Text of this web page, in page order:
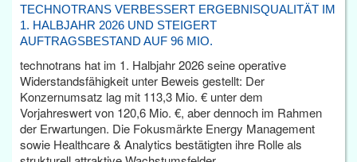
TECHNOTRANS VERBESSERT ERGEBNISQUALITÄT IM
1. HALBJAHR 2026 UND STEIGERT
AUFTRAGSBESTAND AUF 96 MIO.
technotrans hat im 1. Halbjahr 2026 seine operative
Widerstandsfähigkeit unter Beweis gestellt: Der
Konzernumsatz lag mit 113,3 Mio. € unter dem
Vorjahreswert von 120,6 Mio. €, aber dennoch im Rahmen
der Erwartungen. Die Fokusmärkte Energy Management
sowie Healthcare & Analytics bestätigten ihre Rolle als